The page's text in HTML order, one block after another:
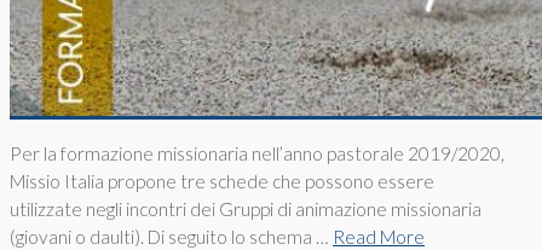
Per la formazione missionaria nell’anno pastorale 2019/2020,
Missio Italia propone tre schede che possono essere
utilizzate negli incontri dei Gruppi di animazione missionaria
(giovani o daulti). Di seguito lo schema … Read More